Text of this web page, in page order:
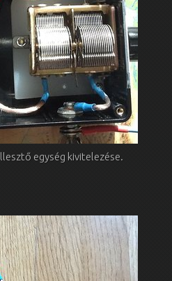
egység kivitelezése.